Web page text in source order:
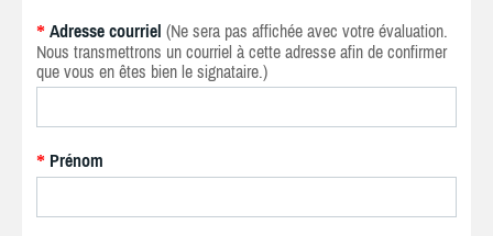
* Adresse courriel (Ne sera pas affichée avec votre évaluation.
Nous transmettrons un courriel à cette adresse afin de confirmer
que vous en êtes bien le signataire.)
* Prénom